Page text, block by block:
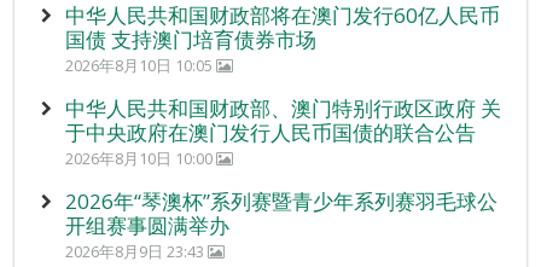
中华人民共和国财政部将在澳门发行60亿人民币
国债 支持澳门培育债券市场
2026年8月10日 10:05
中华人民共和国财政部、澳门特别行政区政府 关
于中央政府在澳门发行人民币国债的联合公告
2026年8月10日 10:00
2026年“琴澳杯”系列赛暨青少年系列赛羽毛球公
开组赛事圆满举办
2026年8月9日 23:43